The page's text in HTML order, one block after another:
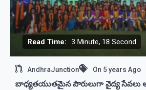
Read Time: 3 Minute, 18 Second
AndhraJunction On 5 years Ago
బాధ్యతయుతమైన పౌరులుగా వైద్య సేవలు